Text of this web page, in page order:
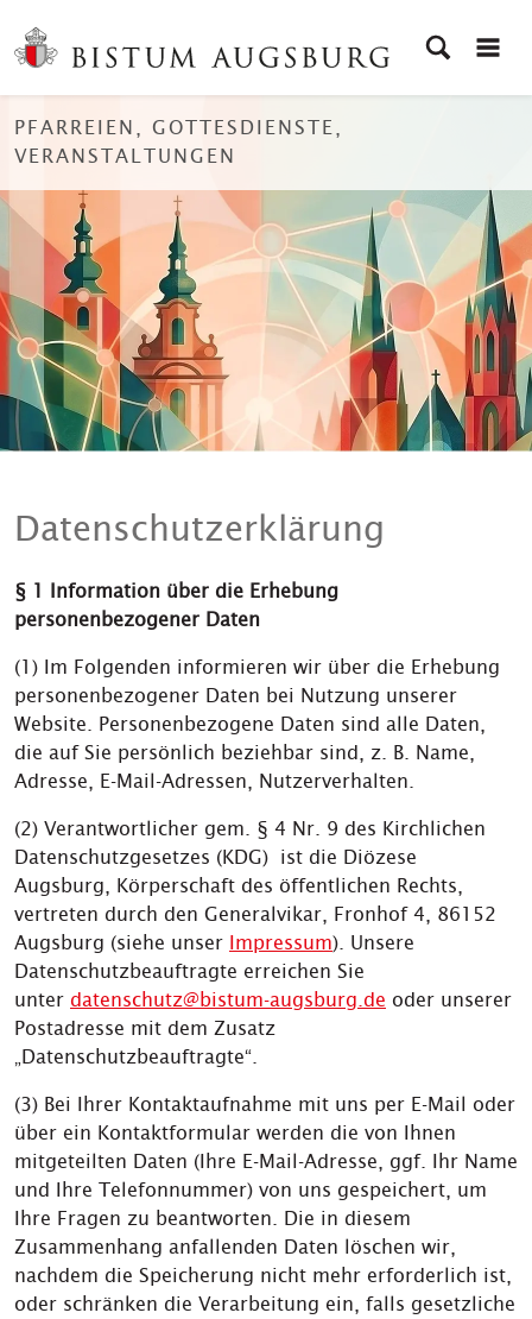
PFARREIEN, GOTTESDIENSTE,
VERANSTALTUNGEN
Datenschutzerklärung
§ 1 Information über die Erhebung
personenbezogener Daten
(1) Im Folgenden informieren wir über die Erhebung
personenbezogener Daten bei Nutzung unserer
Website. Personenbezogene Daten sind alle Daten,
die auf Sie persönlich beziehbar sind, z. B. Name,
Adresse, E-Mail-Adressen, Nutzerverhalten.
(2) Verantwortlicher gem. § 4 Nr. 9 des Kirchlichen
Datenschutzgesetzes (KDG) ist die Diözese
Augsburg, Körperschaft des öffentlichen Rechts,
vertreten durch den Generalvikar, Fronhof 4, 86152
Augsburg (siehe unser Impressum). Unsere
Datenschutzbeauftragte erreichen Sie
unter datenschutz@bistum-augsburg.de oder unserer
Postadresse mit dem Zusatz
„Datenschutzbeauftragte“.
(3) Bei Ihrer Kontaktaufnahme mit uns per E-Mail oder
über ein Kontaktformular werden die von Ihnen
mitgeteilten Daten (Ihre E-Mail-Adresse, ggf. Ihr Name
und Ihre Telefonnummer) von uns gespeichert, um
Ihre Fragen zu beantworten. Die in diesem
Zusammenhang anfallenden Daten löschen wir,
nachdem die Speicherung nicht mehr erforderlich ist,
oder schränken die Verarbeitung ein, falls gesetzliche